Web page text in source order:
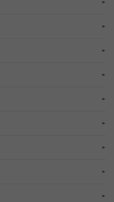
防寒・厚手タイツ）
下
・靴下
クス
ー